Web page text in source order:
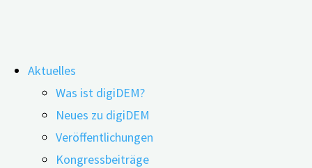
Inhalt
springen
Aktuelles
Was ist digiDEM?
Neues zu digiDEM
Veröffentlichungen
Kongressbeiträge
Schlagwort:Gedächtnsiambulanz
Was macht eigentlich eine